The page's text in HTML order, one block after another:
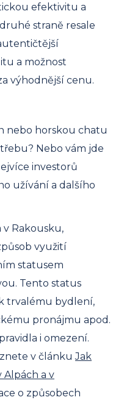
efektivitu a
straně resale
a možnost
výhodnější cenu.
nebo horskou chatu
Nebo vám jde
investorů
užívání a dalšího
v Rakousku,
využití
statusem
Tento status
trvalému bydlení,
pronájmu apod.
i omezení.
v článkuJak
Alpách a v
o způsobech